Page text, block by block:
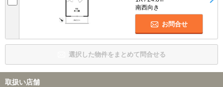
南西向き
お問合せ
選択した物件をまとめて問合せる
取扱い店舗